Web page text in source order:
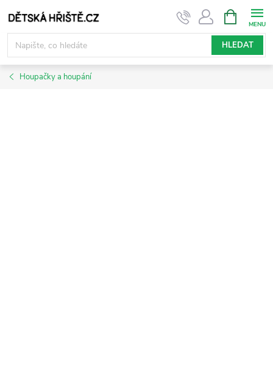
na
obsah
HLEDAT
NÁKUPNÍ
KOŠÍK
Houpačky a houpání